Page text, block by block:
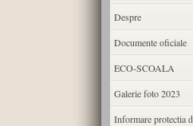
Despre
Documente oficiale
ECO-SCOALA
Galerie foto 2023
Informare protectia